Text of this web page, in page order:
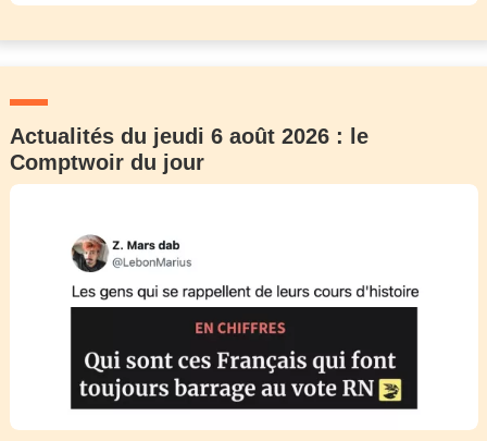
Actualités du jeudi 6 août 2026 : le
Comptwoir du jour